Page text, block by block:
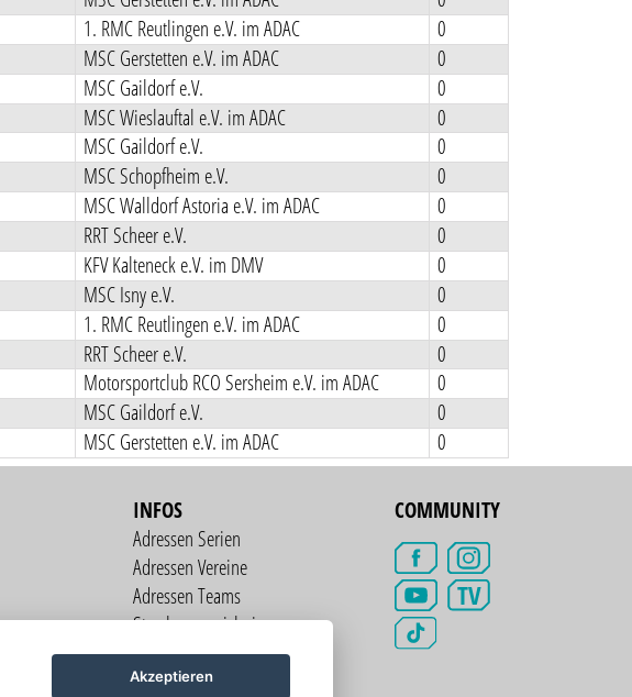
1. RMC Reutlingen e.V. im ADAC
0
MSC Gerstetten e.V. im ADAC
0
MSC Gaildorf e.V.
0
MSC Wieslauftal e.V. im ADAC
0
MSC Gaildorf e.V.
0
MSC Schopfheim e.V.
0
MSC Walldorf Astoria e.V. im ADAC
0
RRT Scheer e.V.
0
KFV Kalteneck e.V. im DMV
0
MSC Isny e.V.
0
1. RMC Reutlingen e.V. im ADAC
0
RRT Scheer e.V.
0
Motorsportclub RCO Sersheim e.V. im ADAC
0
MSC Gaildorf e.V.
0
MSC Gerstetten e.V. im ADAC 0
INFOS
Adressen Serien
Adressen Vereine
Adressen Teams
Streckenverzeichnis
COMMUNITY
TV
Akzeptieren